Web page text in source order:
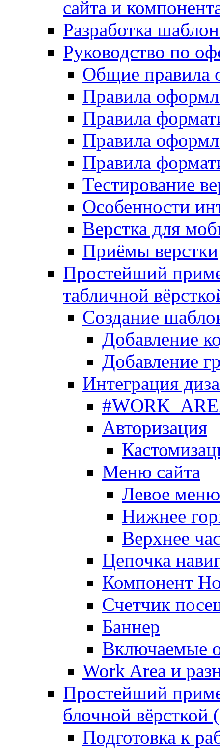
сайта и
Разработка
Руководство по
Общие правила
Правила
Правила
Правила
Правила
Тестирование
Особенности
Верстка для
Приёмы верстки
Простейший
табличной
Создание
Добавление
Добавление
Интеграция
Авторизация
Меню сайта
Левое меню
Нижнее
Верхнее
Цепочка
Компонент
Счетчик
Баннер
Включаемые
Work Area и
Простейший
блочной вёрсткой
Подготовка к